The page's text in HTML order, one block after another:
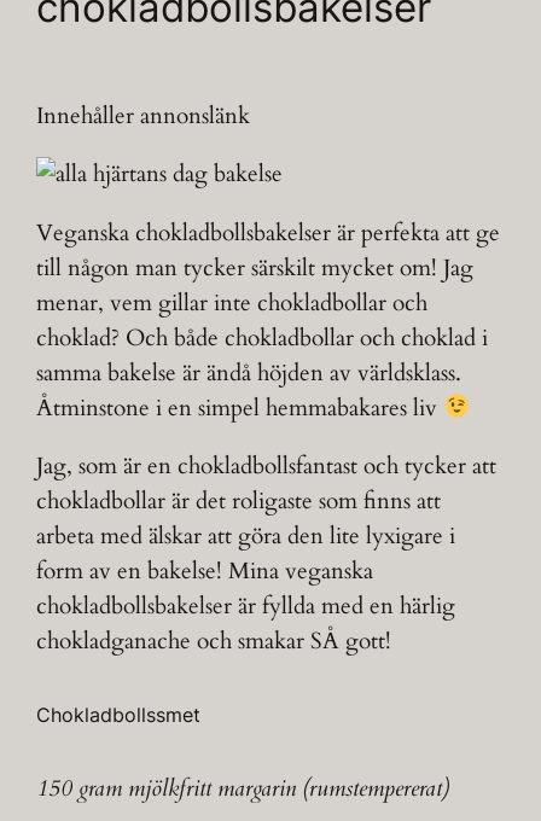
Innehåller annonslänk
Veganska chokladbollsbakelser är perfekta att ge
till någon man tycker särskilt mycket om! Jag
menar, vem gillar inte chokladbollar och
choklad? Och både chokladbollar och choklad i
samma bakelse är ändå höjden av världsklass.
Åtminstone i en simpel hemmabakares liv
Jag, som är en chokladbollsfantast och tycker att
chokladbollar är det roligaste som finns att
arbeta med älskar att göra den lite lyxigare i
form av en bakelse! Mina veganska
chokladbollsbakelser är fyllda med en härlig
chokladganache och smakar SÅ gott!
Chokladbollssmet
150 gram mjölkfritt margarin (rumstempererat)